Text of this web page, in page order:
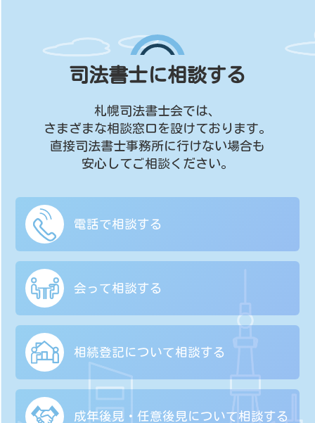
司法書士に相談する
札幌司法書士会では、
さまざまな相談窓口を設けております。
直接司法書士事務所に行けない場合も
安心してご相談ください。
電話で相談する
会って相談する
相続登記について相談する
成年後見・任意後見について相談する